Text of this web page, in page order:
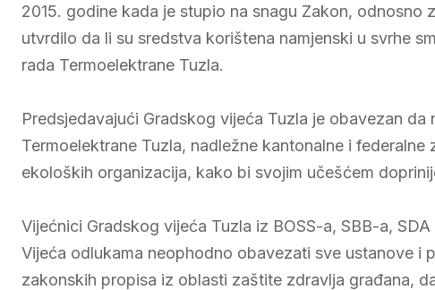
2015. godine kada je stupio na snagu Zakon, odnosno
utvrdilo da li su sredstva korištena namjenski u svrhe
rada Termoelektrane Tuzla.
Predsjedavajući Gradskog vijeća Tuzla je obavezan
Termoelektrane Tuzla, nadležne kantonalne i
ekoloških organizacija, kako bi svojim učešćem
Vijećnici Gradskog vijeća Tuzla iz BOSS-a, SBB-a,
Vijeća odlukama neophodno obavezati sve ustanove i
zakonskih propisa iz oblasti zaštite zdravlja građana,